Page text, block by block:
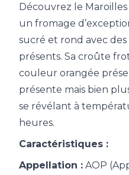
Découvrez le
un fromage
sucré et rond avec
présents. Sa croûte
couleur orangée
présente mais bien
se révélant à
heures.
Caractéristiques :
Appellation : AOP